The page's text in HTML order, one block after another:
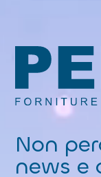
Non
news e